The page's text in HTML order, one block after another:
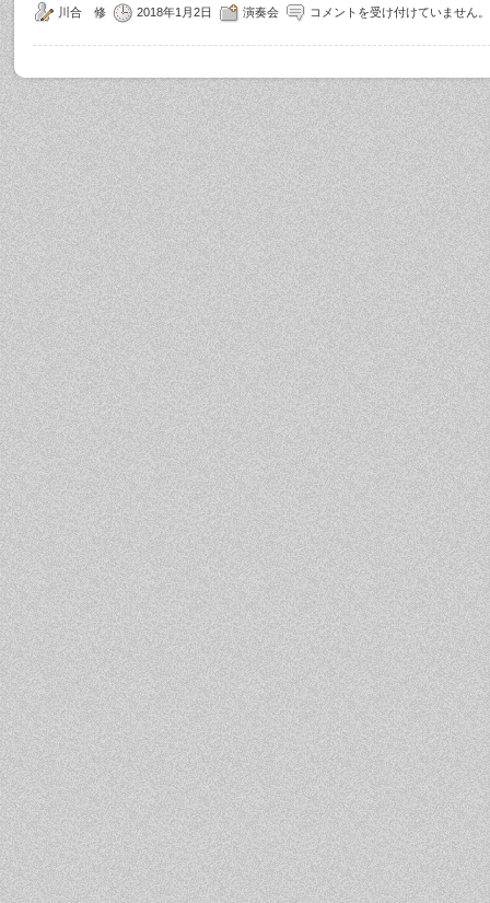
川合 修 2018年1月2日 演奏会 コメントを受け付けていません。